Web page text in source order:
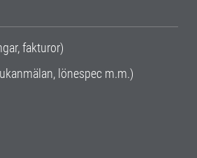
fakturor)
lönespec m.m.)